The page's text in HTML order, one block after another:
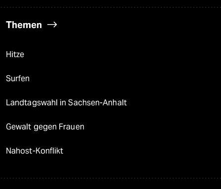
Themen
Hitze
Surfen
Landtagswahl in Sachsen-Anhalt
Gewalt gegen Frauen
Nahost-Konflikt